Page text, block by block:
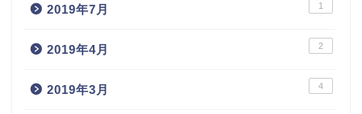
2019年7月 1
2019年4月 2
2019年3月 4